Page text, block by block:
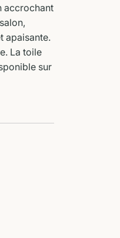
accrochant
apaisante.
La toile
sur